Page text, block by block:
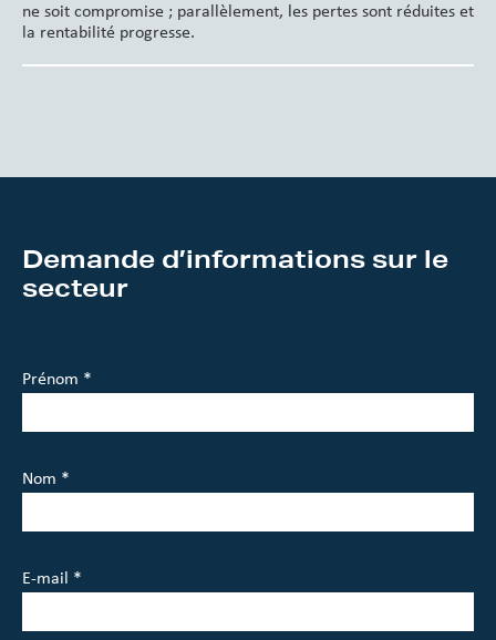
ne soit compromise ; parallèlement, les pertes sont réduites et
la rentabilité progresse.
Demande d’informations sur le
secteur
Prénom *
Nom *
E-mail *